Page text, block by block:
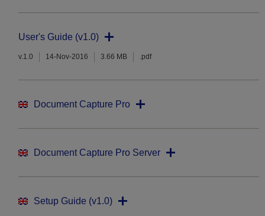
User's Guide (v1.0)
v.1.0 14-Nov-2016 3.66 MB .pdf
Document Capture Pro
Document Capture Pro Server
Setup Guide (v1.0)